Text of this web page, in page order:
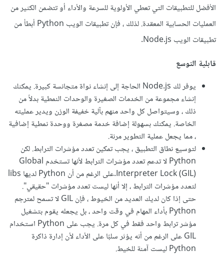
الأفضل للتطبيقات التي تعطي الأولوية للسرعة والأداء أو تتضمن الكثير من
العمليات الحسابية المعقدة. لذلك ، فإن تطبيقات الويب Python أبطأ من
تطبيقات الويب Node.js.
قابلية التوسع
يوفر لك Node.js الحاجة إلى إنشاء نواة متجانسة كبيرة. يمكنك
إنشاء مجموعة من الخدمات الصغيرة والوحدات النمطية بدلاً من
ذلك ، وسيتواصل كل واحد منهم بآلية خفيفة الوزن ويدير عمليته
الخاصة. يمكنك بسهولة إضافة خدمة مصغرة ووحدة نمطية إضافية
، مما يجعل عملية التطوير مرنة.
لتوسيع نطاق التطبيق ، يجب تمكين تعدد مؤشرات الترابط. لكن
Python لا تدعم تعدد مؤشرات الترابط لأنها تستخدم Global
Interpreter Lock (GIL).على الرغم من أن Python لديها libs
لتعدد مؤشرات الترابط ، إلا أنها ليست تعدد مؤشرات "حقيقي".
حتى إذا كان لديك العديد من الخيوط ، فإن GIL لا تسمح لمترجم
Python بأداء المهام في وقت واحد ، بل يجعله يقوم بتشغيل
مؤشر ترابط واحد فقط في كل مرة. يجب على Python استخدام
GIL على الرغم من أنه يؤثر سلبًا على الأداء لأن إدارة ذاكرة
Python ليست آمنة للخيط.